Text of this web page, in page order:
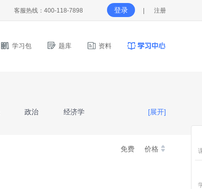
客服热线：400-118-7898 登录 注册
学习包 题库 资料
政治 经济学 [展开]
免费 价格